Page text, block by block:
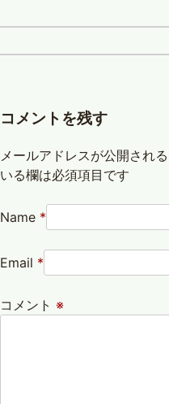
コメントを残す
メールアドレスが公開され
いる欄は必須項目です
Name *
Email *
コメント ※